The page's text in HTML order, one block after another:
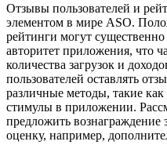
Отзывы пользователей и
элементом в мире ASO.
рейтинги могут
авторитет приложения, что
количества загрузок и
пользователей оставлять
различные методы, такие
стимулы в приложении.
предложить вознаграждение
оценку, например,